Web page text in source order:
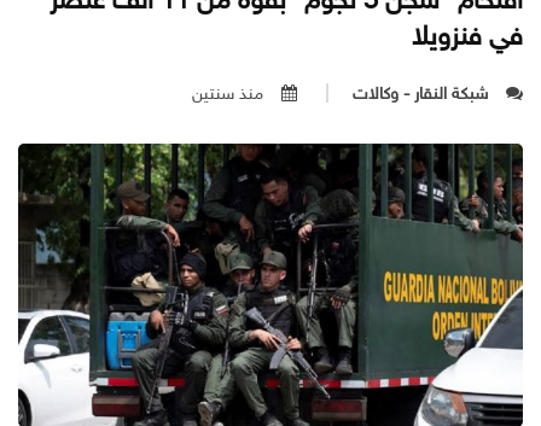
في فنزويلا
شبكة النقار - وكالات منذ سنتين